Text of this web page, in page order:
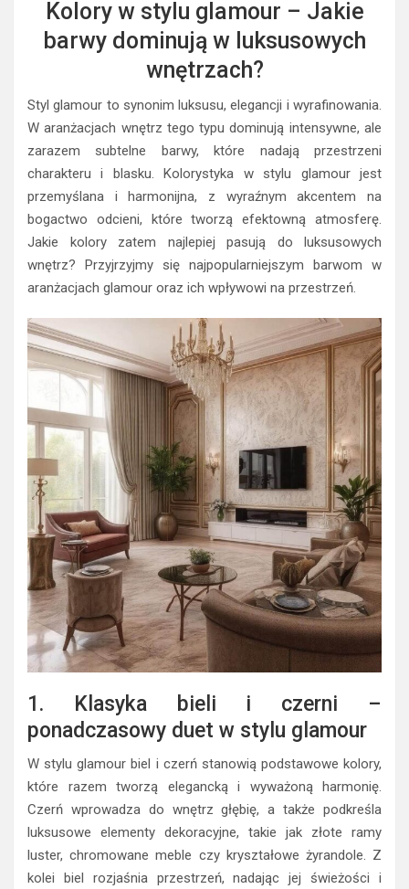
Kolory w stylu glamour – Jakie
barwy dominują w luksusowych
wnętrzach?
Styl glamour to synonim luksusu, elegancji i wyrafinowania.
W aranżacjach wnętrz tego typu dominują intensywne, ale
zarazem subtelne barwy, które nadają przestrzeni
charakteru i blasku. Kolorystyka w stylu glamour jest
przemyślana i harmonijna, z wyraźnym akcentem na
bogactwo odcieni, które tworzą efektowną atmosferę.
Jakie kolory zatem najlepiej pasują do luksusowych
wnętrz? Przyjrzyjmy się najpopularniejszym barwom w
aranżacjach glamour oraz ich wpływowi na przestrzeń.
1. Klasyka bieli i czerni –
ponadczasowy duet w stylu glamour
W stylu glamour biel i czerń stanowią podstawowe kolory,
które razem tworzą elegancką i wyważoną harmonię.
Czerń wprowadza do wnętrz głębię, a także podkreśla
luksusowe elementy dekoracyjne, takie jak złote ramy
luster, chromowane meble czy kryształowe żyrandole. Z
kolei biel rozjaśnia przestrzeń, nadając jej świeżości i